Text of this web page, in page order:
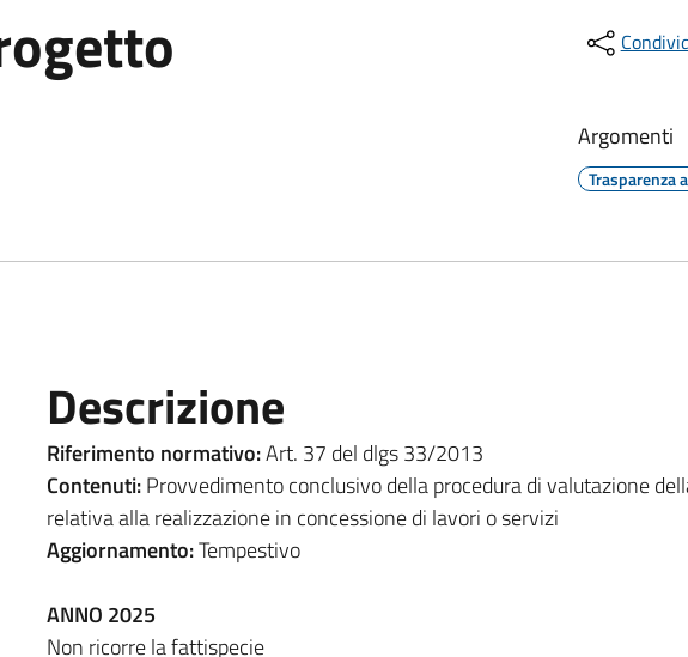
Argomenti
Trasparenza
Descrizione
Riferimento normativo:Art. 37 del dlgs 33/2013
Contenuti:Provvedimento conclusivo della procedura di valutazione
relativa alla realizzazione in concessione di lavori o servizi
Aggiornamento:Tempestivo
ANNO 2025
Non ricorre la fattispecie